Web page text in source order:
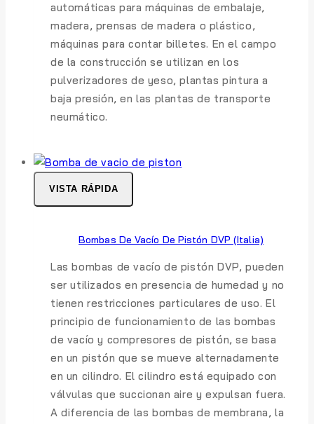
automáticas para máquinas de embalaje,
madera, prensas de madera o plástico,
máquinas para contar billetes. En el campo
de la construcción se utilizan en los
pulverizadores de yeso, plantas pintura a
baja presión, en las plantas de transporte
neumático.
VISTA RÁPIDA
Bombas De Vacío De Pistón DVP (Italia)
Las bombas de vacío de pistón DVP, pueden
ser utilizados en presencia de humedad y no
tienen restricciones particulares de uso. El
principio de funcionamiento de las bombas
de vacío y compresores de pistón, se basa
en un pistón que se mueve alternadamente
en un cilindro. El cilindro está equipado con
válvulas que succionan aire y expulsan fuera.
A diferencia de las bombas de membrana, la